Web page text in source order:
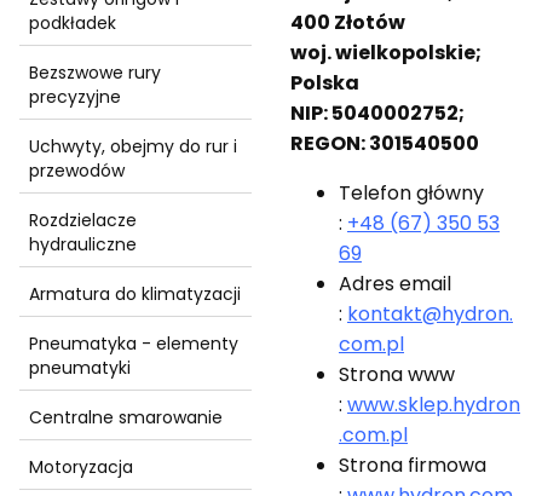
podkładek
Bezszwowe rury
precyzyjne
Uchwyty, obejmy do rur i
przewodów
Rozdzielacze
hydrauliczne
Armatura do klimatyzacji
Pneumatyka - elementy
pneumatyki
Centralne smarowanie
Motoryzacja
400 Złotów
woj. wielkopolskie;
Polska
NIP: 5040002752;
REGON: 301540500
Telefon główny
: +48 (67) 350 53
69
Adres email
: kontakt@hydron.
com.pl
Strona www
: www.sklep.hydron
.com.pl
Strona firmowa